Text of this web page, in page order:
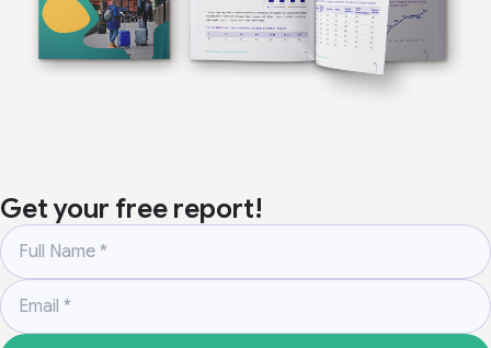
Get your free report!
Full Name
Email